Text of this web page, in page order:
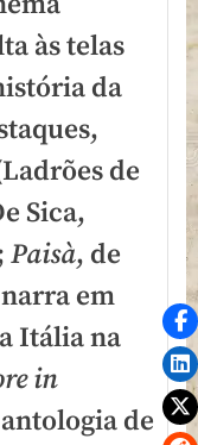
às telas
da
de
Sica,
Paisà, de
em
Itália na
in
de